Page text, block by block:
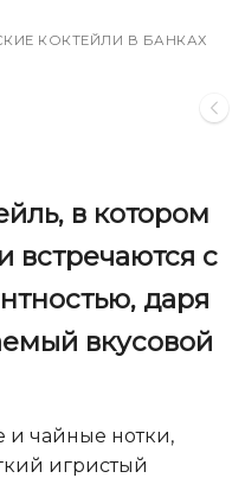
КОКТЕЙЛИ В БАНКАХ
в котором
встречаются с
даря
вкусовой
и чайные нотки,
игристый